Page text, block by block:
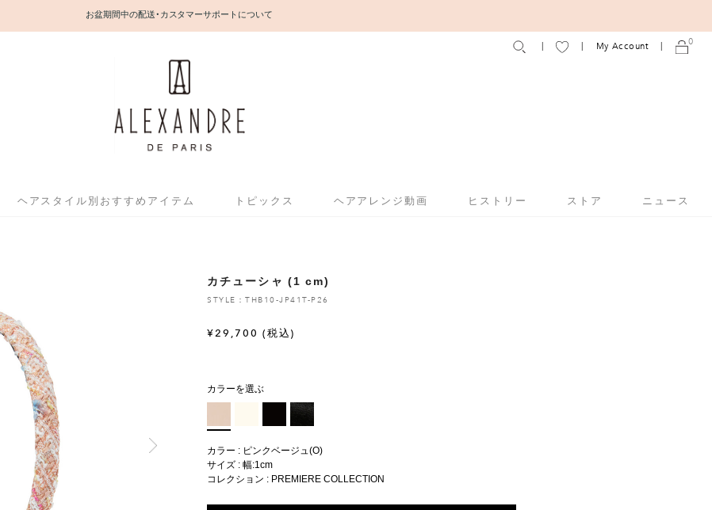
お盆期間中の配送・カスタマーサポートについて
ヘアスタイル別おすすめアイテム トピックス ヘアアレンジ動画 ヒストリー ストア ニュース
My Account 0
カチューシャ (1 cm)
STYLE：THB10-JP41T-P26
¥29,700 (税込)
カラーを選ぶ
カラー : ピンクベージュ(O)
サイズ : 幅:1cm
コレクション : PREMIERE COLLECTION